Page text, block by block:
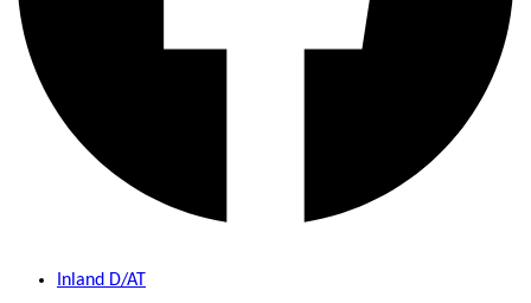
Inland D/AT